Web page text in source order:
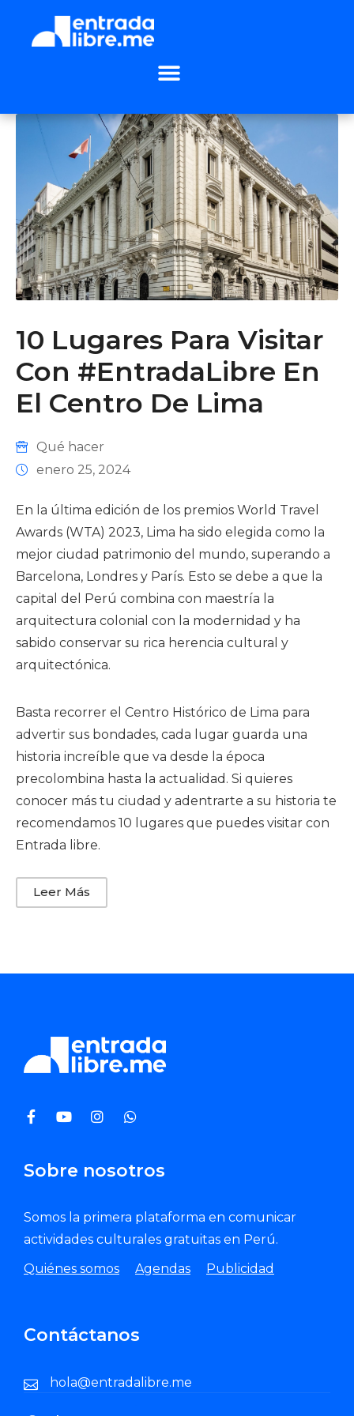
10 Lugares Para Visitar
Con #EntradaLibre En
El Centro De Lima
Qué hacer
enero 25, 2024
En la última edición de los premios World Travel
Awards (WTA) 2023, Lima ha sido elegida como la
mejor ciudad patrimonio del mundo, superando a
Barcelona, Londres y París. Esto se debe a que la
capital del Perú combina con maestría la
arquitectura colonial con la modernidad y ha
sabido conservar su rica herencia cultural y
arquitectónica.
Basta recorrer el Centro Histórico de Lima para
advertir sus bondades, cada lugar guarda una
historia increíble que va desde la época
precolombina hasta la actualidad. Si quieres
conocer más tu ciudad y adentrarte a su historia te
recomendamos 10 lugares que puedes visitar con
Entrada libre.
Leer Más
Sobre nosotros
Somos la primera plataforma en comunicar
actividades culturales gratuitas en Perú.
Quiénes somos
Agendas Publicidad
Contáctanos
hola@entradalibre.me